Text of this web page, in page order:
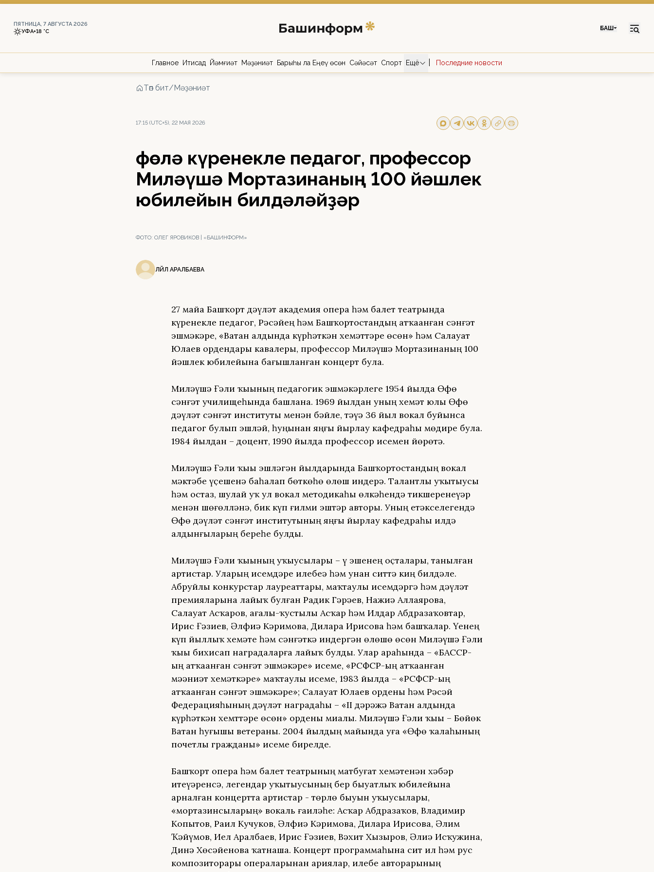
ПЯТНИЦА, 7 АВГУСТА 2026
УФА+18 °С БАШ
Главное Иҡтисад Йәмғиәт Мәҙәниәт Барыһы ла Еңеү өсөн Сәйәсәт Спорт Ещё Последние новости
Төп бит/Мәҙәниәт
17:15 (UTC+5), 22 МАЯ 2026
Өфөлә күренекле педагог, профессор
Миләүшә Мортазинаның 100 йәшлек
юбилейын билдәләйҙәр
ФОТО: ОЛЕГ ЯРОВИКОВ | «БАШИНФОРМ»
ЛӘЙЛӘ АРАЛБАЕВА
27 майҙа Башҡорт дәүләт академия опера һәм балет театрында
күренекле педагог, Рәсәйҙең һәм Башҡортостандың атҡаҙанған сәнғәт
эшмәкәре, «Ватан алдында күрһәткән хеҙмәттәре өсөн» һәм Салауат
Юлаев ордендары кавалеры, профессор Миләүшә Мортазинаның 100
йәшлек юбилейына бағышланған концерт була.
Миләүшә Ғәли ҡыҙының педагогик эшмәкәрлеге 1954 йылда Өфө
сәнғәт училищеһында башлана. 1969 йылдан уның хеҙмәт юлы Өфө
дәүләт сәнғәт институты менән бәйле, тәүҙә 36 йыл вокал буйынса
педагог булып эшләй, һуңынан яңғыҙ йырлау кафедраһы мөдире була.
1984 йылдан – доцент, 1990 йылда профессор исемен йөрөтә.
Миләүшә Ғәли ҡыҙы эшләгән йылдарында Башҡортостандың вокал
мәктәбе үҫешенә баһалап бөткөһөҙ өлөш индерә. Талантлы уҡытыусы
һәм остаз, шулай уҡ ул вокал методикаһы өлкәһендә тикшеренеүҙәр
менән шөғөлләнә, бик күп ғилми эштәр авторы. Уның етәкселегендә
Өфө дәүләт сәнғәт институтының яңғыҙ йырлау кафедраһы илдә
алдынғыларҙың береһе булды.
Миләүшә Ғәли ҡыҙының уҡыусылары – үҙ эшенең оҫталары, танылған
артистар. Уларҙың исемдәре илебеҙҙә һәм унан ситтә киң билдәле.
Абруйлы конкурстар лауреаттары, маҡтаулы исемдәргә һәм дәүләт
премияларына лайыҡ булған Радик Гәрәев, Нажиә Аллаярова,
Салауат Асҡаров, ағалы-ҡустылы Асҡар һәм Илдар Абдразаҡовтар,
Иҙрис Ғәзиев, Әлфиә Кәримова, Дилара Иҙрисова һәм башҡалар. Үҙенең
күп йыллыҡ хеҙмәте һәм сәнғәткә индергән өлөшө өсөн Миләүшә Ғәли
ҡыҙы бихисап наградаларға лайыҡ булды. Улар араһында – «БАССР-
ҙың атҡаҙанған сәнғәт эшмәкәре» исеме, «РСФСР-ҙың атҡаҙанған
мәҙәниәт хеҙмәткәре» маҡтаулы исеме, 1983 йылда – «РСФСР-ҙың
атҡаҙанған сәнғәт эшмәкәре»; Салауат Юлаев ордены һәм Рәсәй
Федерацияһының дәүләт наградаһы – «II дәрәжә Ватан алдында
күрһәткән хеҙмттәре өсөн» ордены миҙалы. Миләүшә Ғәли ҡыҙы – Бөйөк
Ватан һуғышы ветераны. 2004 йылдың майында уға «Өфө ҡалаһының
почетлы гражданы» исеме бирелде.
Башҡорт опера һәм балет театрының матбуғат хеҙмәтенән хәбәр
итеүҙәренсә, легендар уҡытыусының бер быуатлыҡ юбилейына
арналған концертта артистар - төрлө быуын уҡыусылары,
«мортазинсыларҙың» вокаль ғаиләһе: Асҡар Абдразаҡов, Владимир
Копытов, Раил Кучуков, Әлфиә Кәримова, Дилара Иҙрисова, Әлим
Ҡәйүмов, Иҙел Аралбаев, Иҙрис Ғәзиев, Вәхит Хызыров, Әлиә Исҡужина,
Динә Хөсәйенова ҡатнаша. Концерт программаһына сит ил һәм рус
композиторҙары операларынан ариялар, илебеҙ авторҙарының